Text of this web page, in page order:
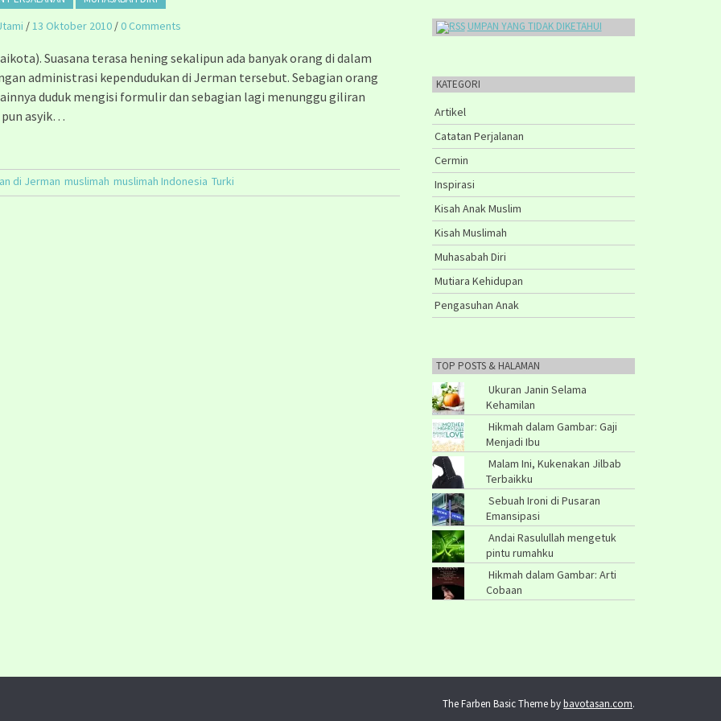
/13 Oktober 2010 /0 Comments
Suasana terasa hening sekalipun ada banyak orang di dalam
administrasi kependudukan di Jerman tersebut. Sebagian orang
duduk mengisi formulir dan sebagian lagi menunggu giliran
pun asyik…
di Jerman muslimah muslimah Indonesia Turki
UMPAN YANG TIDAK DIKETAHUI
KATEGORI
Artikel
Catatan Perjalanan
Cermin
Inspirasi
Kisah Anak Muslim
Kisah Muslimah
Muhasabah Diri
Mutiara Kehidupan
Pengasuhan Anak
TOP POSTS & HALAMAN
Ukuran Janin Selama
Kehamilan
Hikmah dalam Gambar: Gaji
Menjadi Ibu
Malam Ini, Kukenakan Jilbab
Terbaikku
Sebuah Ironi di Pusaran
Emansipasi
Andai Rasulullah mengetuk
pintu rumahku
Hikmah dalam Gambar: Arti
Cobaan
The Farben Basic Theme bybavotasan.com.